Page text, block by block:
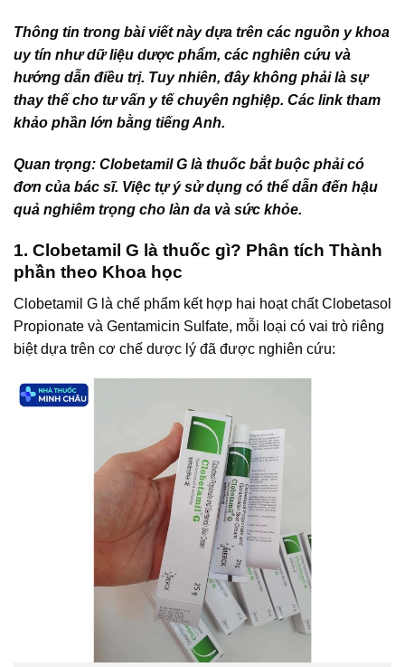
Thông tin trong bài viết này dựa trên các nguồn y khoa
uy tín như dữ liệu dược phẩm, các nghiên cứu và
hướng dẫn điều trị. Tuy nhiên, đây không phải là sự
thay thế cho tư vấn y tế chuyên nghiệp. Các link tham
khảo phần lớn bằng tiếng Anh.
Quan trọng: Clobetamil G là thuốc bắt buộc phải có
đơn của bác sĩ. Việc tự ý sử dụng có thể dẫn đến hậu
quả nghiêm trọng cho làn da và sức khỏe.
1. Clobetamil G là thuốc gì? Phân tích Thành
phần theo Khoa học
Clobetamil G là chế phẩm kết hợp hai hoạt chất Clobetasol
Propionate và Gentamicin Sulfate, mỗi loại có vai trò riêng
biệt dựa trên cơ chế dược lý đã được nghiên cứu: